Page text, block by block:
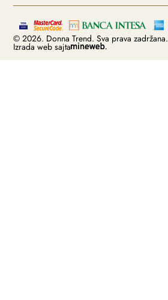
© 2026. Donna Trend. Sva prava zadržana.
Izrada web sajta